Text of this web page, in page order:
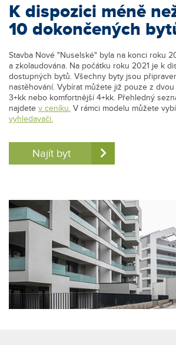
K dispozici méně
10 dokončených
Stavba Nové "Nuselské" byla na konci roku
a zkolaudována. Na počátku roku 2021 je k
dostupných bytů. Všechny byty jsou
nastěhování. Vybírat můžete již pouze z
3+kk nebo komfortnější 4+kk. Přehledný
najdete v ceníku. V rámci modelu můžete
vyhledavači.
Najít byt